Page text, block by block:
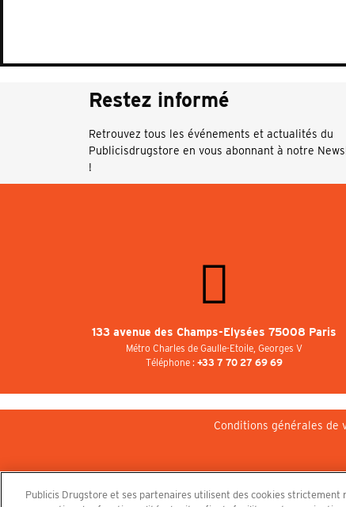
Restez informé
Retrouvez tous les événements et actualités du
Publicisdrugstore en vous abonnant à notre
!
133 avenue des Champs-Elysées 75008 Paris
Métro Charles de Gaulle-Etoile, Georges V
Téléphone : +33 7 70 27 69 69
Conditions générales de
Publicis Drugstore et ses partenaires utilisent des cookies strictement